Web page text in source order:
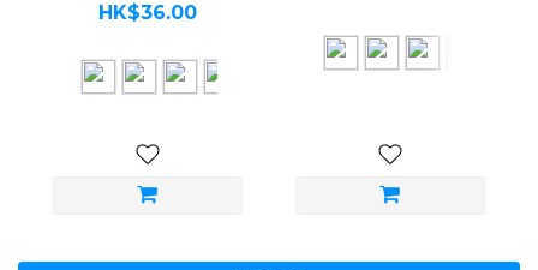
HK$36.00